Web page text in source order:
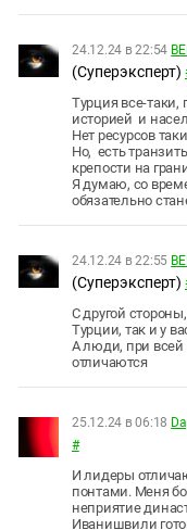
24.12.24 в 22:54
(Суперэксперт)
Турция все-таки,
историей и
Нет ресурсов
Но, есть
крепости на
Я думаю, со
обязательно
24.12.24 в 22:55
(Суперэксперт)
С другой
Турции, так и у
А люди, при всей
отличаются
25.12.24 в 06:18
#
И лидеры
понтами. Меня
неприятие
Иванишвили